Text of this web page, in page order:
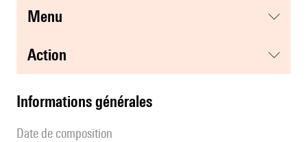
menu
action
informations générales
date de composition